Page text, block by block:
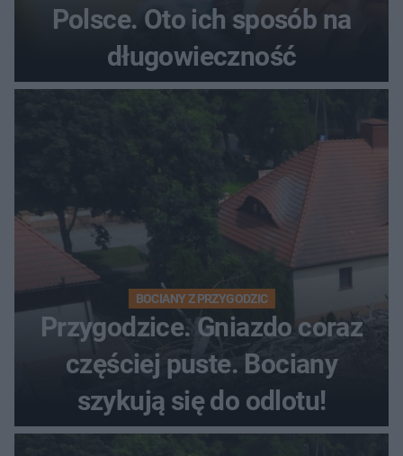
Polsce. Oto ich sposób na
długowieczność
BOCIANY Z PRZYGODZIC
Przygodzice. Gniazdo coraz
częściej puste. Bociany
szykują się do odlotu!